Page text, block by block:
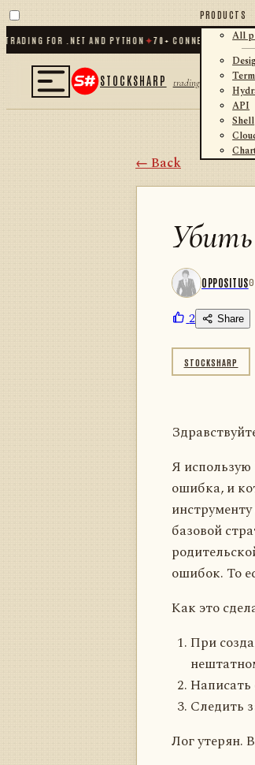
FOR .NET AND PYTHON✦70+ CONNECTORS ·
STOCKSHARP trading
PRODUCTS
All
API
Shell
← Back
OPPOSITUS
2 Share
STOCKSHARP
Я
ошибка, и
базовой
ошибок. То
Как это
При
Написать
Следить
Лог утерян.